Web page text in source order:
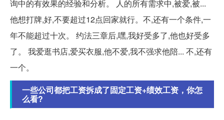
询中的有效果的经验和分析。 人的所有需求中,被爱,被...
他想打牌,好,不要超过12点回家就行。不,还有一个条件,一
年不能超过十次。 约法三章后,嘿,我好受多了,他也好受多
了。 我爱逛书店,爱买衣服,他不爱,我不强求他陪... 不,还有
一个。
一些公司都把工资拆成了固定工资+绩效工资，你怎
么看?